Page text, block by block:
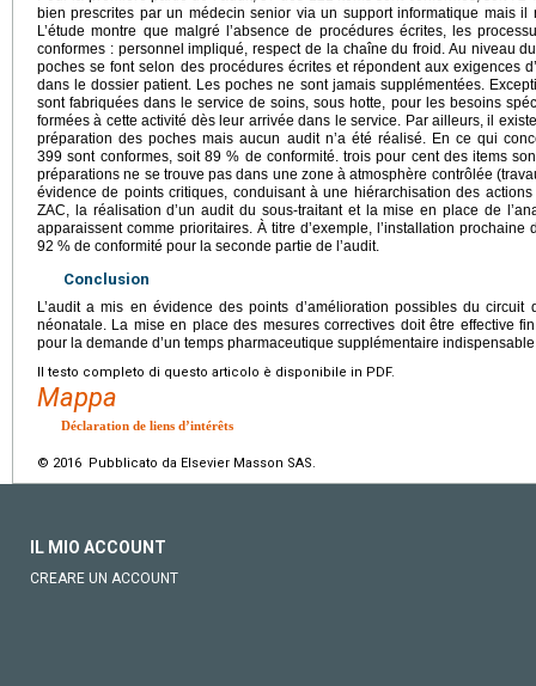
bien prescrites par un médecin senior via un support informatique mais il
L’étude montre que malgré l’absence de procédures écrites, les
conformes : personnel impliqué, respect de la chaîne du froid. Au niveau
poches se font selon des procédures écrites et répondent aux exigences
dans le dossier patient. Les poches ne sont jamais supplémentées.
sont fabriquées dans le service de soins, sous hotte, pour les besoins
formées à cette activité dès leur arrivée dans le service. Par ailleurs, il
préparation des poches mais aucun audit n’a été réalisé. En ce qui
399 sont conformes, soit 89 % de conformité. trois pour cent des items
préparations ne se trouve pas dans une zone à atmosphère contrôlée
évidence de points critiques, conduisant à une hiérarchisation des
ZAC, la réalisation d’un audit du sous-traitant et la mise en place de
apparaissent comme prioritaires. À titre d’exemple, l’installation
92 % de conformité pour la seconde partie de l’audit.
Conclusion
L’audit a mis en évidence des points d’amélioration possibles du
néonatale. La mise en place des mesures correctives doit être effective
pour la demande d’un temps pharmaceutique supplémentaire
Il testo completo di questo articolo è disponibile in PDF.
Mappa
Déclaration de liens d’intérêts
© 2016 Pubblicato da Elsevier Masson SAS.
IL MIO ACCOUNT
CREARE UN ACCOUNT